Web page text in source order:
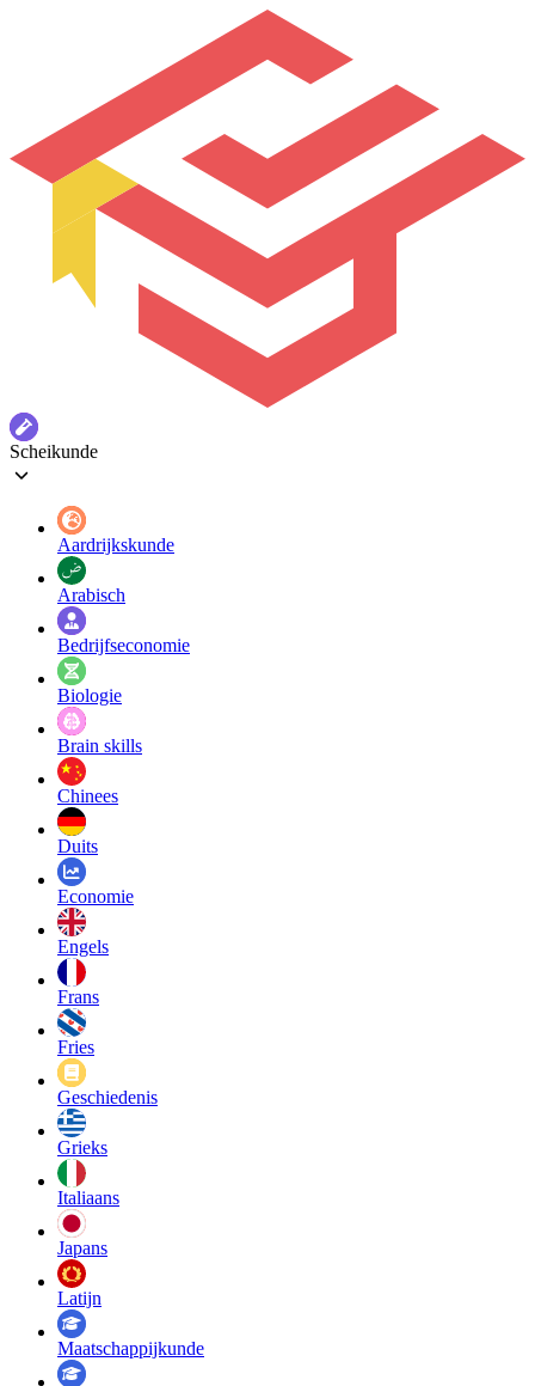
Scheikunde
Aardrijkskunde
Arabisch
Bedrijfseconomie
Biologie
Brain skills
Chinees
Duits
Economie
Engels
Frans
Fries
Geschiedenis
Grieks
Italiaans
Japans
Latijn
Maatschappij­kunde